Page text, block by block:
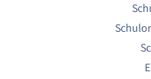
Videos sowie der
Analysen zur
und